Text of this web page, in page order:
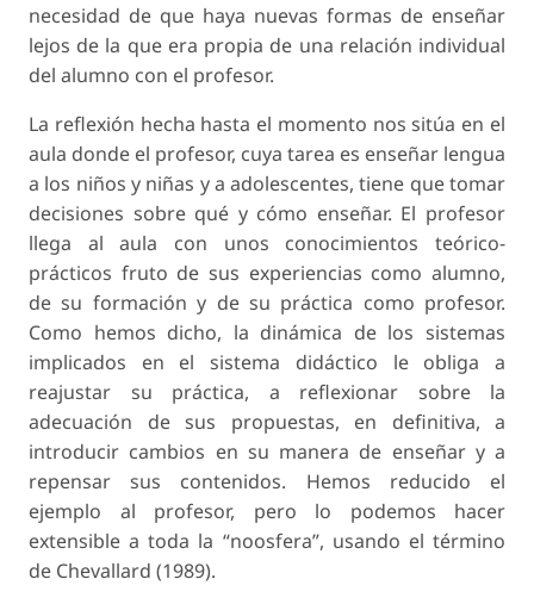
necesidad de que haya nuevas formas de enseñar
lejos de la que era propia de una relación individual
del alumno con el profesor.
La reflexión hecha hasta el momento nos sitúa en el
aula donde el profesor, cuya tarea es enseñar lengua
a los niños y niñas y a adolescentes, tiene que tomar
decisiones sobre qué y cómo enseñar. El profesor
llega al aula con unos conocimientos teórico-
prácticos fruto de sus experiencias como alumno,
de su formación y de su práctica como profesor.
Como hemos dicho, la dinámica de los sistemas
implicados en el sistema didáctico le obliga a
reajustar su práctica, a reflexionar sobre la
adecuación de sus propuestas, en definitiva, a
introducir cambios en su manera de enseñar y a
repensar sus contenidos. Hemos reducido el
ejemplo al profesor, pero lo podemos hacer
extensible a toda la “noosfera”, usando el término
de Chevallard (1989).